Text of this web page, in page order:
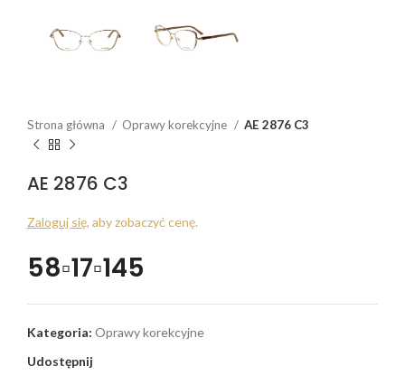
Strona główna Oprawy korekcyjne AE 2876 C3
AE 2876 C3
Zaloguj się, aby zobaczyć cenę.
58▫17▫145
Kategoria: Oprawy korekcyjne
Udostępnij